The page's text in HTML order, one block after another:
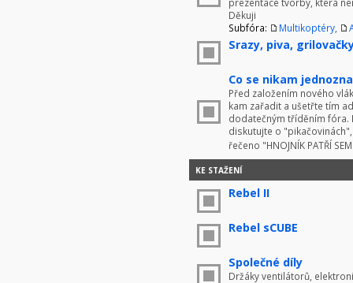
Děkuji
Subfóra:
Multikoptéry
Srazy, piva,
Co se nikam
Před založením nového
kam zařadit a ušetřte tím
dodatečným tříděním fóra.
diskutujte o
řečeno "HNOJNÍK PATŘÍ
KE STAŽENÍ
Rebel II
Rebel sCUBE
Společné díly
Držáky ventilátorů,